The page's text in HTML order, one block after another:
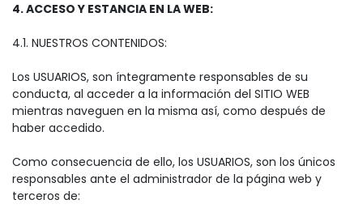
4. ACCESO Y ESTANCIA EN LA WEB:
4.1. NUESTROS CONTENIDOS:
Los USUARIOS, son íntegramente responsables de su
conducta, al acceder a la información del SITIO WEB
mientras naveguen en la misma así, como después de
haber accedido.
Como consecuencia de ello, los USUARIOS, son los únicos
responsables ante el administrador de la página web y
terceros de: